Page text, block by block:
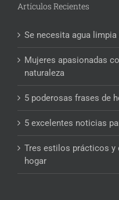
Artículos Recientes
Se necesita agua
Mujeres apasionadas
naturaleza
5 poderosas frases de
5 excelentes noticias
Tres estilos prácticos y
hogar